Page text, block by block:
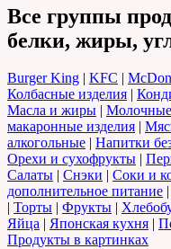
Все группы
белки, жиры,
Burger King | KFC |
Колбасные изделия |
Масла и жиры |
макаронные изделия |
алкогольные | Напитки
Орехи и сухофрукты |
Салаты | Снэки | Соки и
дополнительное питание |
| Торты | Фрукты |
Яйца | Японская кухня |
Продукты в картинках